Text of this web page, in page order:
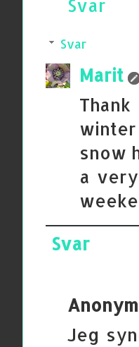
Svar
Svar
Marit
snow
a
Svar
Anonym
Jeg